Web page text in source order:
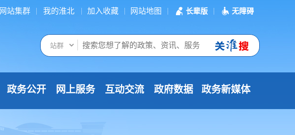
网站集群 我的淮北 加入收藏 网站地图 长辈版 无障碍
政务公开 网上服务 互动交流 政府数据 政务新媒体